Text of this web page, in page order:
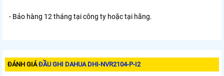
- Bảo hàng 12 tháng tại công ty hoặc tại hãng.
ĐÁNH GIÁĐẦU GHI DAHUA DHI-NVR2104-P-I2